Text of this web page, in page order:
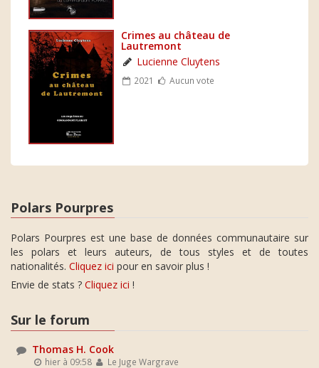
Crimes au château de
Lautremont
Lucienne Cluytens
2021 Aucun vote
Polars Pourpres
Polars Pourpres est une base de données communautaire sur
les polars et leurs auteurs, de tous styles et de toutes
nationalités. Cliquez ici pour en savoir plus !
Envie de stats ? Cliquez ici !
Sur le forum
Thomas H. Cook
hier à 09:58 Le Juge Wargrave